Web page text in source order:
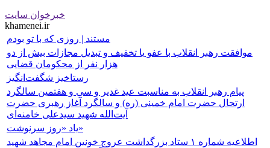
خبرخوان سایت
khamenei.ir
مستند | روزی که با تو بودم
موافقت رهبر انقلاب با عفو یا تخفیف و تبدیل مجازات بیش از دو
هزار نفر از محکومان قضایی
رستاخیز شگفت‌انگیز
پیام رهبر انقلاب به مناسبت عید غدیر و سی و هفتمین سالگرد
ارتحال حضرت امام خمینی (ره) و سالگرد آغاز رهبری حضرت
آیت‌الله شهید سیدعلی خامنه‌ای
یاد «روز سرنوشت»
اطلاعیه شماره ۱ ستاد بزرگداشت عروج خونین امام مجاهد شهید